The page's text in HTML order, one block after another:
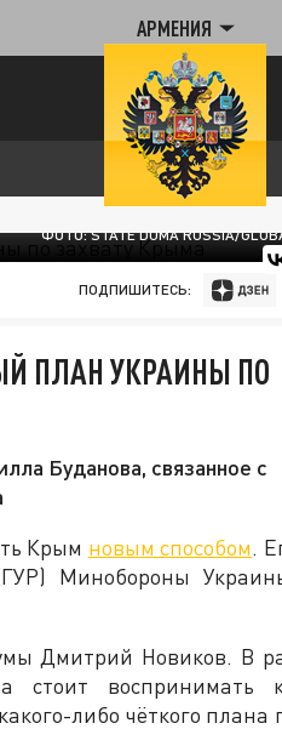
АРМЕНИЯ
ФОТО: STATE DUMA RUSSIA/
ПОДПИШИТЕСЬ:
ПЛАН УКРАИНЫ ПО
Буданова, связанное с
Крым новым способом.
Минобороны
Дмитрий Новиков. В
стоит воспринимать
либо чёткого плана